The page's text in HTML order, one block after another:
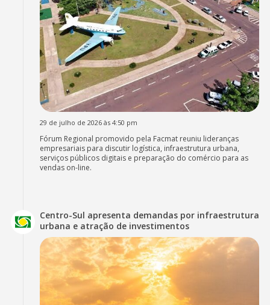
29 de julho de 2026 às 4:50 pm
Fórum Regional promovido pela Facmat reuniu lideranças
empresariais para discutir logística, infraestrutura urbana,
serviços públicos digitais e preparação do comércio para as
vendas on-line.
Centro-Sul apresenta demandas por infraestrutura
urbana e atração de investimentos